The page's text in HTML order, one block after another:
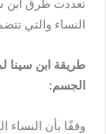
تعددت طرق ابن
النساء والتي
طريقة ابن سينا
الجسم:
وفقًا بأن النساء